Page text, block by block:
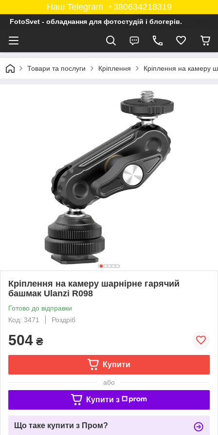
Наш Telegram +380634218319
FotoSvet - обладнання для фотостудій і блогерів.
Товари та послуги Кріплення Кріплення на камеру
Кріплення на камеру шарнірне гарячий
башмак Ulanzi R098
Готово до відправки
Код: 3471
Роздріб
504 ₴
Купити
або
Купити з
Що таке купити з Пром?